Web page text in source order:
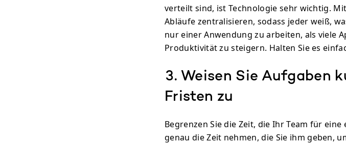
verteilt sind, ist Technologie sehr wichtig.
Abläufe zentralisieren, sodass jeder weiß,
nur einer Anwendung zu arbeiten, als viele
Produktivität zu steigern. Halten Sie es
3. Weisen Sie Aufgaben
Fristen zu
Begrenzen Sie die Zeit, die Ihr Team für
genau die Zeit nehmen, die Sie ihm geben,